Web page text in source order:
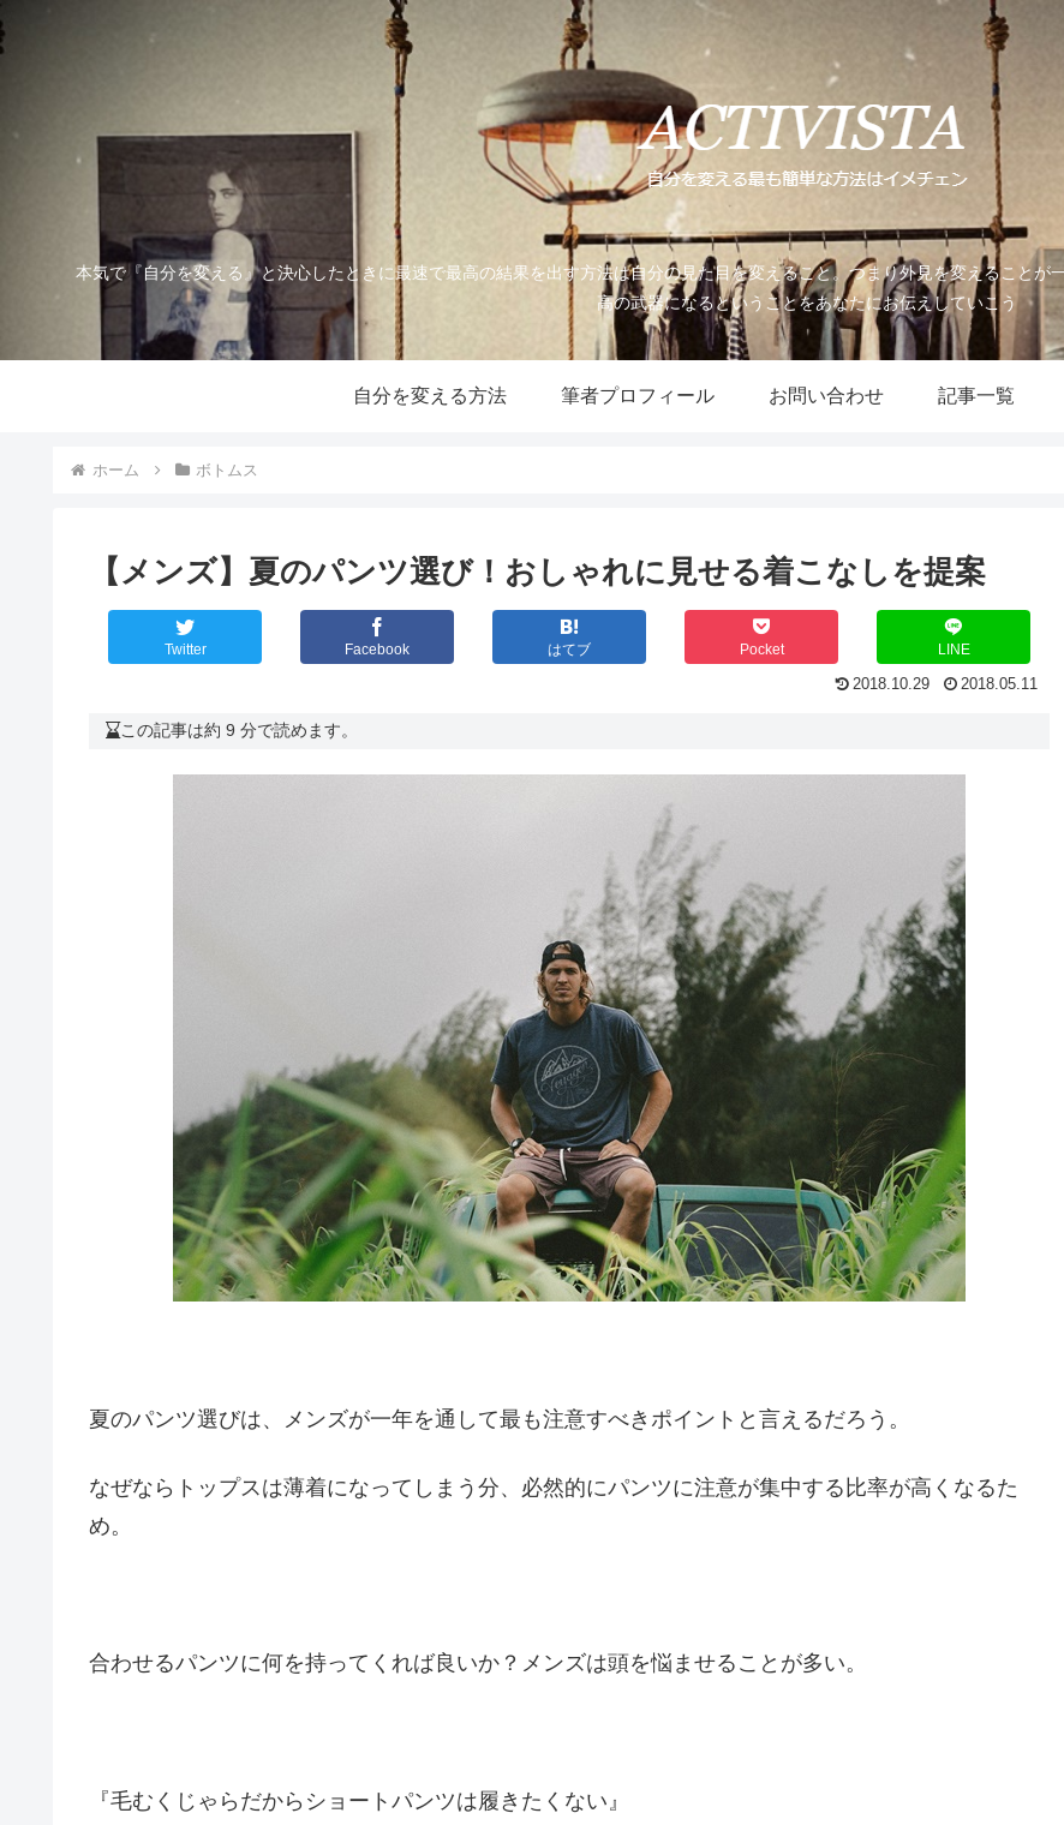
本気で『自分を変える』と決心したときに最速で最高の結果を出す方法は自分の見た目を変えること。つまり外見を変えること
高の武器になるということをあなたにお伝えしていこう
自分を変える方法 筆者プロフィール お問い合わせ 記事一覧
ホーム ボトムス
【メンズ】夏のパンツ選び！おしゃれに見せる着こなしを提案
Twitter Facebook はてブ Pocket LINE
2018.10.29 2018.05.11
この記事は約 9 分で読めます。
夏のパンツ選びは、メンズが一年を通して最も注意すべきポイントと言えるだろう。
なぜならトップスは薄着になってしまう分、必然的にパンツに注意が集中する比率が高くなるた
め。
合わせるパンツに何を持ってくれば良いか？メンズは頭を悩ませることが多い。
『毛むくじゃらだからショートパンツは履きたくない』